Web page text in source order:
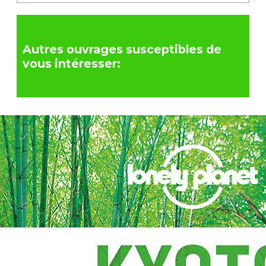
Autres ouvrages susceptibles de
vous intéresser: